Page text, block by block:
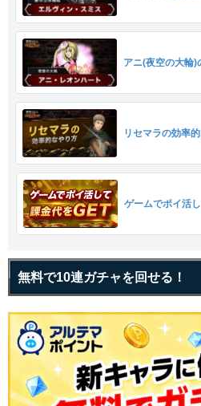
アニ(夜空の大輪)
リセマラの効率
ゲームでポイ活
無料で10連ガチャを回せる！